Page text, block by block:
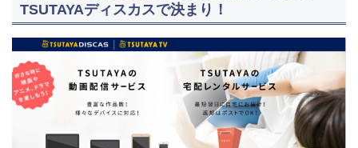
TSUTAYAディスカスで決まり！